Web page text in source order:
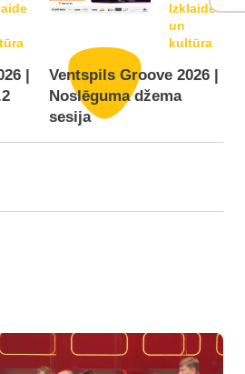
|
Izklaide
un
kultūra
Ventspils Groove 2026 |
Noslēguma džema
sesija